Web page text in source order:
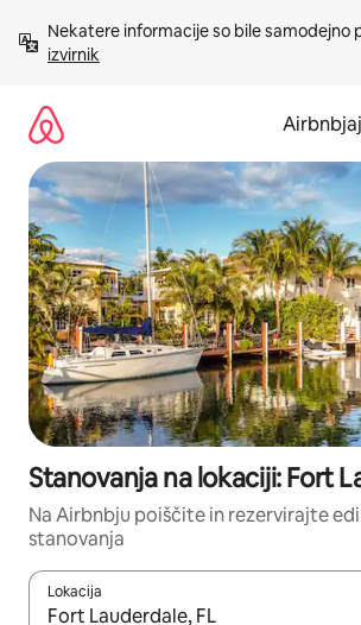
vsebino
Nekatere informacije so bile samodejno
izvirnik
Stanovanja na lokaciji: Fort
Na Airbnbju poiščite in rezervirajte
stanovanja
Lokacija
Ko so rezultati na voljo, krmarite s